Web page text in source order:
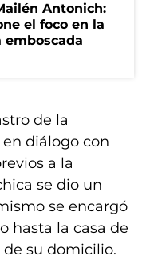
Antonich:
el foco en la
emboscada
de la
diálogo con
a la
se dio un
se encargó
hasta la casa de
de su domicilio.